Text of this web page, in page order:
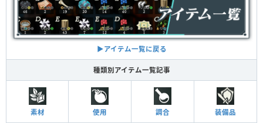
▶︎アイテム一覧に戻る
種類別アイテム一覧記事
素材 使用 調合 装備品